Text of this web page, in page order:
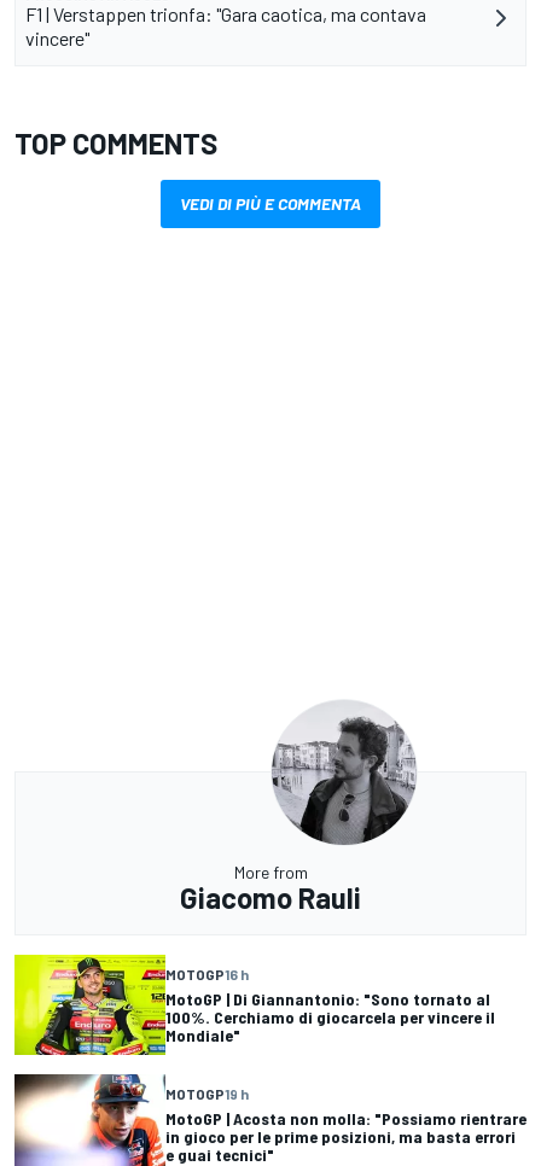
F1 | Verstappen trionfa: "Gara caotica, ma contava
vincere"
TOP COMMENTS
VEDI DI PIÙ E COMMENTA
More from
Giacomo Rauli
MOTOGP16 h
MotoGP | Di Giannantonio: "Sono tornato al
100%. Cerchiamo di giocarcela per vincere il
Mondiale"
MOTOGP19 h
MotoGP | Acosta non molla: "Possiamo rientrare
in gioco per le prime posizioni, ma basta errori
e guai tecnici"